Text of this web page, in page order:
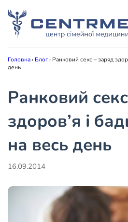
Головна› Блог› Ранковий секс – заряд
день
Ранковий
здоров’я і
на весь день
16.09.2014